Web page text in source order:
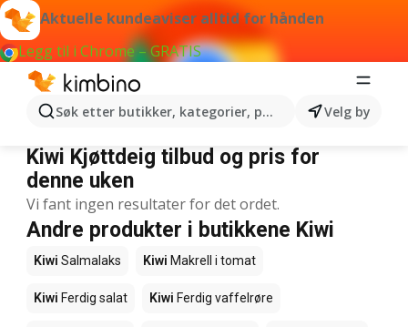
Aktuelle kundeaviser alltid for hånden
Legg til i Chrome – GRATIS
Søk etter butikker, kategorier, produkter...Velg by
Kiwi Kjøttdeig
Kiwi Kjøttdeig tilbud og pris for
denne uken
Vi fant ingen resultater for det ordet.
Andre produkter i butikkene Kiwi
Kiwi Salmalaks Kiwi Makrell i tomat
Kiwi Ferdig salat Kiwi Ferdig vaffelrøre